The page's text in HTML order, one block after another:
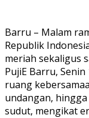
Barru – Malam
Republik
meriah sekaligus
PujiE Barru,
ruang
undangan,
sudut, mengikat